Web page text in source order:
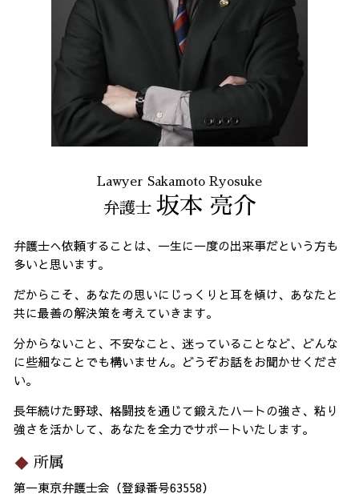
Lawyer Sakamoto Ryosuke
弁護士 坂本 亮介
弁護士へ依頼することは、一生に一度の出来事だという方も
多いと思います。
だからこそ、あなたの思いにじっくりと耳を傾け、あなたと
共に最善の解決策を考えていきます。
分からないこと、不安なこと、迷っていることなど、どんな
に些細なことでも構いません。どうぞお話をお聞かせくださ
い。
長年続けた野球、格闘技を通じて鍛えたハートの強さ、粘り
強さを活かして、あなたを全力でサポートいたします。
所属
第一東京弁護士会（登録番号63558）